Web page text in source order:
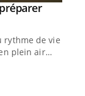
de vie !
plein air…